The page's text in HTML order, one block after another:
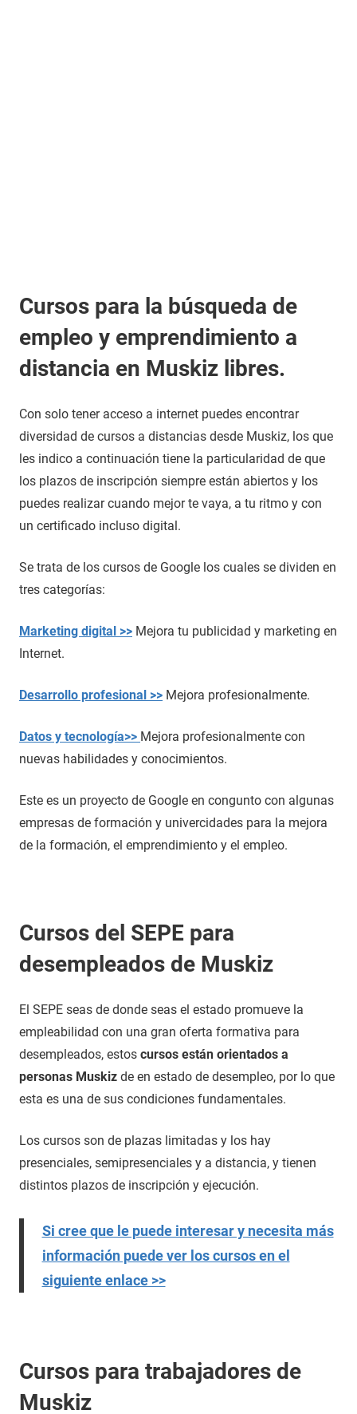
Cursos para la búsqueda de
empleo y emprendimiento a
distancia en Muskiz libres.
Con solo tener acceso a internet puedes encontrar
diversidad de cursos a distancias desde Muskiz, los que
les indico a continuación tiene la particularidad de que
los plazos de inscripción siempre están abiertos y los
puedes realizar cuando mejor te vaya, a tu ritmo y con
un certificado incluso digital.
Se trata de los cursos de Google los cuales se dividen en
tres categorías:
Marketing digital >> Mejora tu publicidad y marketing en
Internet.
Desarrollo profesional >> Mejora profesionalmente.
Datos y tecnología>> Mejora profesionalmente con
nuevas habilidades y conocimientos.
Este es un proyecto de Google en congunto con algunas
empresas de formación y univercidades para la mejora
de la formación, el emprendimiento y el empleo.
Cursos del SEPE para
desempleados de Muskiz
El SEPE seas de donde seas el estado promueve la
empleabilidad con una gran oferta formativa para
desempleados, estos cursos están orientados a
personas Muskiz de en estado de desempleo, por lo que
esta es una de sus condiciones fundamentales.
Los cursos son de plazas limitadas y los hay
presenciales, semipresenciales y a distancia, y tienen
distintos plazos de inscripción y ejecución.
Si cree que le puede interesar y necesita más
información puede ver los cursos en el
siguiente enlace >>
Cursos para trabajadores de
Muskiz